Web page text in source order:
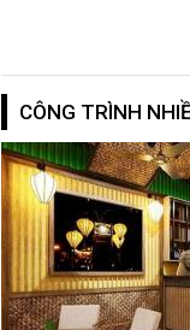
CÔNG TRÌNH